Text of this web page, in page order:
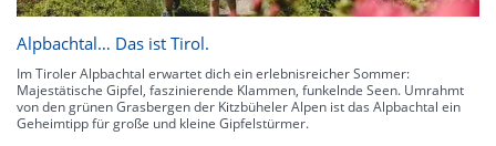
Alpbachtal… Das ist Tirol.
Im Tiroler Alpbachtal erwartet dich ein erlebnisreicher Sommer:
Majestätische Gipfel, faszinierende Klammen, funkelnde Seen. Umrahmt
von den grünen Grasbergen der Kitzbüheler Alpen ist das Alpbachtal ein
Geheimtipp für große und kleine Gipfelstürmer.